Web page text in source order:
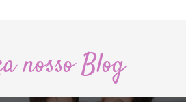
nosso Blog